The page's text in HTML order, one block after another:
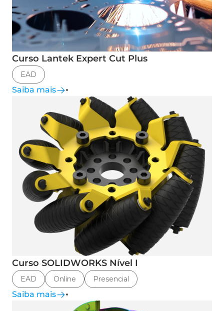
EAD
Curso Lantek Expert Cut Plus
Saiba mais
EAD Online Presencial
Curso SOLIDWORKS Nível I
Saiba mais